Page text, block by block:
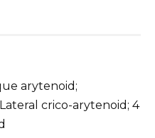
arytenoid;
crico-arytenoid; 4